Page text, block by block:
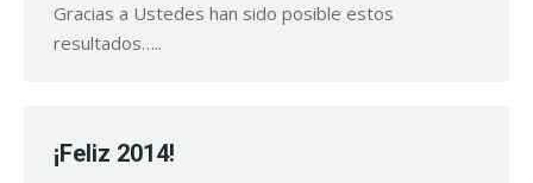
Gracias a Ustedes han sido posible estos
resultados…..
¡Feliz 2014!